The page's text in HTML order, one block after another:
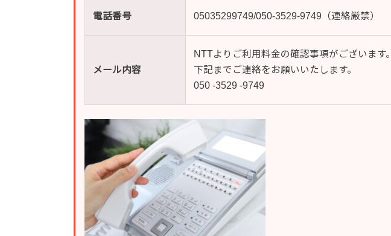
電話番号 05035299749/050-3529-9749（連絡厳禁）
メール内容
NTTよりご利用料金の確認事項がございます。
下記までご連絡をお願いいたします。
050 -3529 -9749